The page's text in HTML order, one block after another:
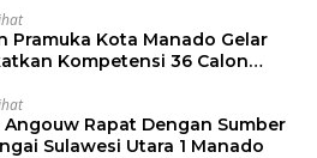
Pramuka Kota Manado Gelar
Kompetensi 36 Calon
Rapat Dengan Sumber
Sulawesi Utara 1 Manado